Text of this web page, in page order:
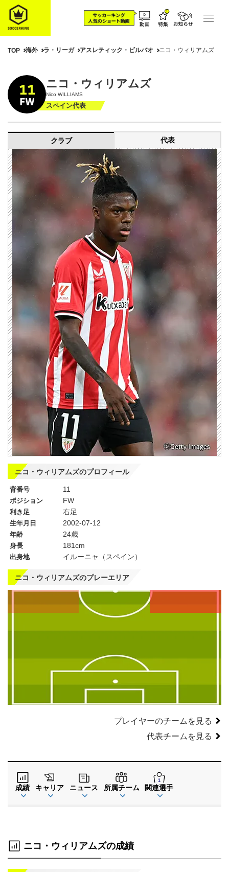
TOP 海外 ラ・リーガ アスレティック・ビルバオ ニコ・ウィリアムズ
クラブ 代表
11
FW
ニコ・ウィリアムズ
Nico WILLIAMS
スペイン代表
ニコ・ウィリアムズのプロフィール
背番号 11
ポジション FW
利き足 右足
生年月日 2002-07-12
年齢 24歳
身長 181cm
出身地 イルーニャ（スペイン）
ニコ・ウィリアムズのプレーエリア
左
CF
右
CMF
CB
SB
GK
プレイヤーのチームを見る
代表チームを見る
成績 キャリア ニュース 所属チーム 関連選手
ニコ・ウィリアムズの成績